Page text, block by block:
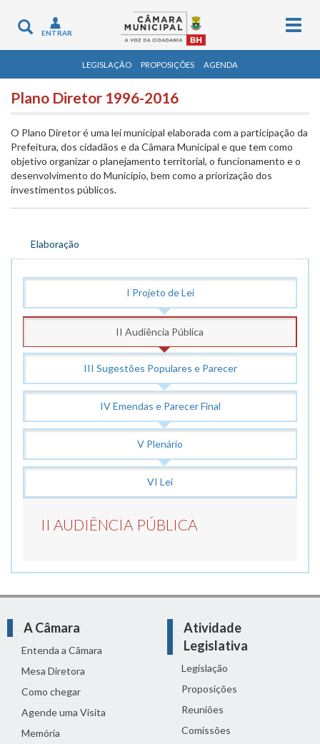
Toggle
navigation
ENTRAR
LEGISLAÇÃO PROPOSIÇÕES AGENDA
Plano Diretor 1996-2016
O Plano Diretor é uma lei municipal elaborada com a participação da
Prefeitura, dos cidadãos e da Câmara Municipal e que tem como
objetivo organizar o planejamento territorial, o funcionamento e o
desenvolvimento do Município, bem como a priorização dos
investimentos públicos.
Elaboração
I Projeto de Lei
II Audiência Pública
III Sugestões Populares e Parecer
IV Emendas e Parecer Final
V Plenário
VI Lei
II AUDIÊNCIA PÚBLICA
A Câmara
Entenda a Câmara
Mesa Diretora
Como chegar
Agende uma Visita
Memória
Atividade
Legislativa
Legislação
Proposições
Reuniões
Comissões